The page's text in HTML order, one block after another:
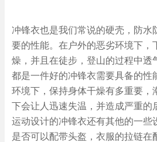
冲锋衣也是我们常说的硬壳，防水
要的性能。在户外的恶劣环境下，
燥，并且在徒步，登山的过程中透
都是一件好的冲锋衣需要具备的性
环境下，保持身体干燥有多重要，
下会让人迅速失温，并造成严重的
运动设计的冲锋衣还有其他的一些
是否可以配带头盔，衣服的拉链在